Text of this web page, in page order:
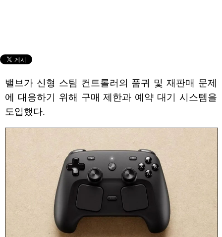
밸브가 신형 스팀 컨트롤러의 품귀 및 재판매 문제
에 대응하기 위해 구매 제한과 예약 대기 시스템을
도입했다.